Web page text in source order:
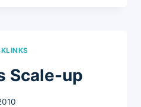
Scale-up